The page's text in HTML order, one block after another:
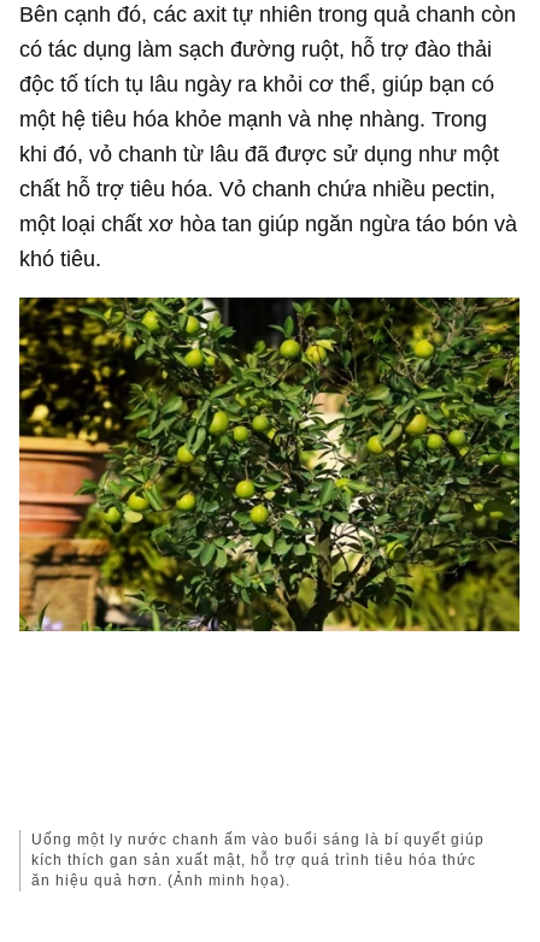
Bên cạnh đó, các axit tự nhiên trong quả chanh còn
có tác dụng làm sạch đường ruột, hỗ trợ đào thải
độc tố tích tụ lâu ngày ra khỏi cơ thể, giúp bạn có
một hệ tiêu hóa khỏe mạnh và nhẹ nhàng. Trong
khi đó, vỏ chanh từ lâu đã được sử dụng như một
chất hỗ trợ tiêu hóa. Vỏ chanh chứa nhiều pectin,
một loại chất xơ hòa tan giúp ngăn ngừa táo bón và
khó tiêu.
Uống một ly nước chanh ấm vào buổi sáng là bí quyết giúp
kích thích gan sản xuất mật, hỗ trợ quá trình tiêu hóa thức
ăn hiệu quả hơn. (Ảnh minh họa).